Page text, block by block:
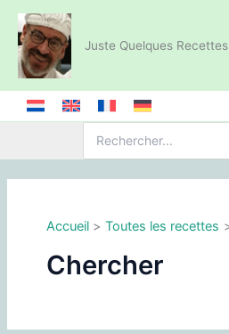
Aller
contenu
Juste Quelques Recettes
de
Accueil Toutes les recettes
Chercher